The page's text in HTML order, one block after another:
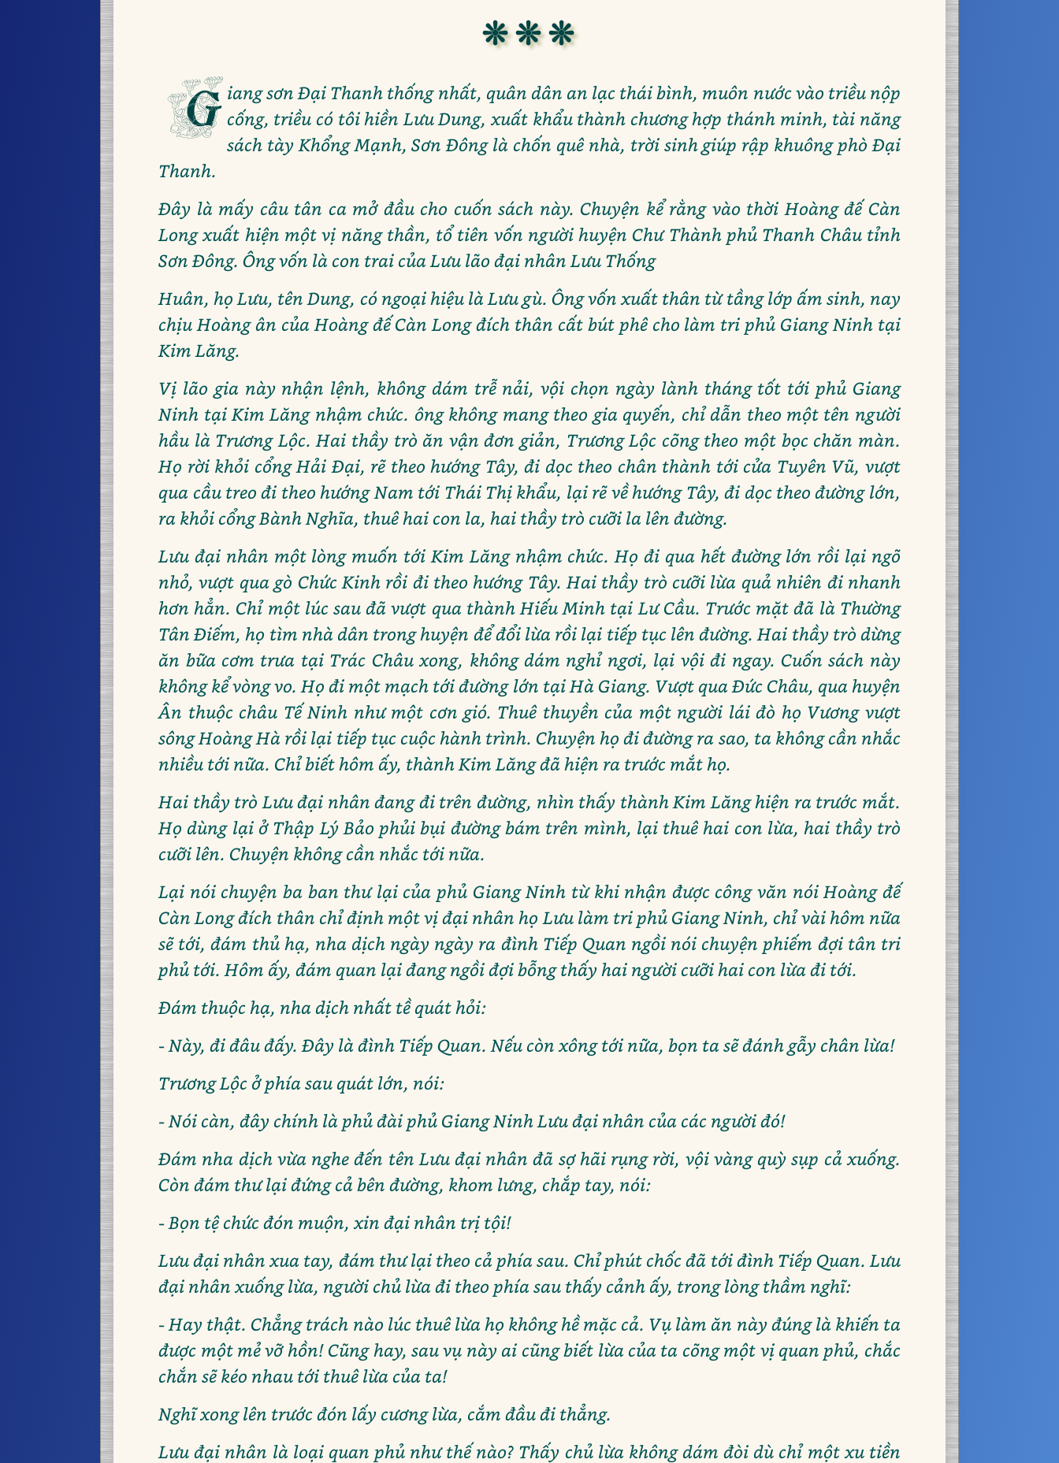
❊ ❊ ❊
G iang sơn Đại Thanh thống nhất, quân dân an lạc thái bình, muôn nước vào triều nộp
cống, triều có tôi hiền Lưu Dung, xuất khẩu thành chương hợp thánh minh, tài năng
sách tày Khổng Mạnh, Sơn Đông là chốn quê nhà, trời sinh giúp rập khuông phò Đại
Thanh.
Đây là mấy câu tân ca mở đầu cho cuốn sách này. Chuyện kể rằng vào thời Hoàng đế Càn
Long xuất hiện một vị năng thần, tổ tiên vốn người huyện Chư Thành phủ Thanh Châu tỉnh
Sơn Đông. Ông vốn là con trai của Lưu lão đại nhân Lưu Thống
Huân, họ Lưu, tên Dung, có ngoại hiệu là Lưu gù. Ông vốn xuất thân từ tầng lớp ấm sinh, nay
chịu Hoàng ân của Hoàng đế Càn Long đích thân cất bút phê cho làm tri phủ Giang Ninh tại
Kim Lăng.
Vị lão gia này nhận lệnh, không dám trễ nải, vội chọn ngày lành tháng tốt tới phủ Giang
Ninh tại Kim Lăng nhậm chức. ông không mang theo gia quyến, chỉ dẫn theo một tên người
hầu là Trương Lộc. Hai thầy trò ăn vận đơn giản, Trương Lộc cõng theo một bọc chăn màn.
Họ rời khỏi cổng Hải Đại, rẽ theo hướng Tây, đi dọc theo chân thành tới cửa Tuyên Vũ, vượt
qua cầu treo đi theo hướng Nam tới Thái Thị khẩu, lại rẽ về hướng Tây, đi dọc theo đường lớn,
ra khỏi cổng Bành Nghĩa, thuê hai con la, hai thầy trò cưỡi la lên đường.
Lưu đại nhân một lòng muốn tới Kim Lăng nhậm chức. Họ đi qua hết đường lớn rồi lại ngõ
nhỏ, vượt qua gò Chức Kinh rồi đi theo hướng Tây. Hai thầy trò cưỡi lừa quả nhiên đi nhanh
hơn hẳn. Chỉ một lúc sau đã vượt qua thành Hiếu Minh tại Lư Cầu. Trước mặt đã là Thường
Tân Điếm, họ tìm nhà dân trong huyện để đổi lừa rồi lại tiếp tục lên đường. Hai thầy trò dừng
ăn bữa cơm trưa tại Trác Châu xong, không dám nghỉ ngơi, lại vội đi ngay. Cuốn sách này
không kể vòng vo. Họ đi một mạch tới đường lớn tại Hà Giang. Vượt qua Đức Châu, qua huyện
Ân thuộc châu Tế Ninh như một cơn gió. Thuê thuyền của một người lái đò họ Vương vượt
sông Hoàng Hà rồi lại tiếp tục cuộc hành trình. Chuyện họ đi đường ra sao, ta không cần nhắc
nhiều tới nữa. Chỉ biết hôm ấy, thành Kim Lăng đã hiện ra trước mắt họ.
Hai thầy trò Lưu đại nhân đang đi trên đường, nhìn thấy thành Kim Lăng hiện ra trước mắt.
Họ dùng lại ở Thập Lý Bảo phủi bụi đường bám trên mình, lại thuê hai con lừa, hai thầy trò
cưỡi lên. Chuyện không cần nhắc tới nữa.
Lại nói chuyện ba ban thư lại của phủ Giang Ninh từ khi nhận được công văn nói Hoàng đế
Càn Long đích thân chỉ định một vị đại nhân họ Lưu làm tri phủ Giang Ninh, chỉ vài hôm nữa
sẽ tới, đám thủ hạ, nha dịch ngày ngày ra đình Tiếp Quan ngồi nói chuyện phiếm đợi tân tri
phủ tới. Hôm ấy, đám quan lại đang ngồi đợi bỗng thấy hai người cưỡi hai con lừa đi tới.
Đám thuộc hạ, nha dịch nhất tề quát hỏi:
- Này, đi đâu đấy. Đây là đình Tiếp Quan. Nếu còn xông tới nữa, bọn ta sẽ đánh gẫy chân lừa!
Trương Lộc ở phía sau quát lớn, nói:
- Nói càn, đây chính là phủ đài phủ Giang Ninh Lưu đại nhân của các người đó!
Đám nha dịch vừa nghe đến tên Lưu đại nhân đã sợ hãi rụng rời, vội vàng quỳ sụp cả xuống.
Còn đám thư lại đứng cả bên đường, khom lưng, chắp tay, nói:
- Bọn tệ chức đón muộn, xin đại nhân trị tội!
Lưu đại nhân xua tay, đám thư lại theo cả phía sau. Chỉ phút chốc đã tới đình Tiếp Quan. Lưu
đại nhân xuống lừa, người chủ lừa đi theo phía sau thấy cảnh ấy, trong lòng thầm nghĩ:
- Hay thật. Chẳng trách nào lúc thuê lừa họ không hề mặc cả. Vụ làm ăn này đúng là khiến ta
được một mẻ vỡ hồn! Cũng hay, sau vụ này ai cũng biết lừa của ta cõng một vị quan phủ, chắc
chắn sẽ kéo nhau tới thuê lừa của ta!
Nghĩ xong lên trước đón lấy cương lừa, cắm đầu đi thẳng.
Lưu đại nhân là loại quan phủ như thế nào? Thấy chủ lừa không dám đòi dù chỉ một xu tiền